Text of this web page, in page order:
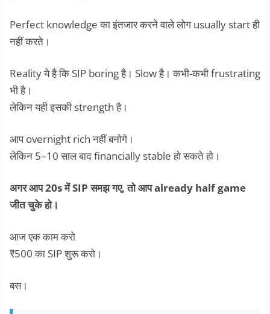
Perfect knowledge का इंतजार करने वाले लोग usually start ही
नहीं करते।
Reality ये है कि SIP boring है। Slow है। कभी-कभी frustrating
भी है।
लेकिन यही इसकी strength है।
आप overnight rich नहीं बनोगे।
लेकिन 5–10 साल बाद financially stable हो सकते हो।
अगर आप 20s में SIP समझ गए, तो आप already half game
जीत चुके हो।
आज एक काम करो
₹500 का SIP शुरू करो।
बस।